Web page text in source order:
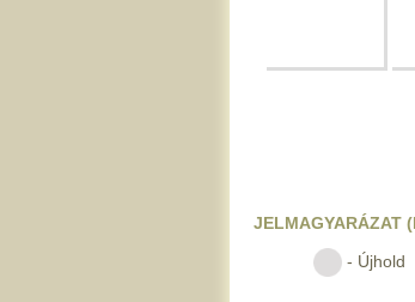
JELMAGYARÁZAT
- Újhold